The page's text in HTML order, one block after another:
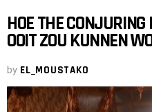
HOE THE CONJURING
OOIT ZOU KUNNEN
by EL_MOUSTAKO